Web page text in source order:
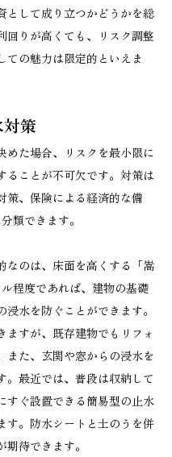
として成り立つかどうかを総
回りが高くても、リスク調整
ての魅力は限定的といえま
策
めた場合、リスクを最小限に
ることが不可欠です。対策は
策、保険による経済的な備
類できます。
なのは、床面を高くする「嵩
程度であれば、建物の基礎
水を防ぐことができます。
ますが、既存建物でもリフォ
また、玄関や窓からの浸水を
。最近では、普段は収納して
すぐ設置できる簡易型の止水
す。防水シートと土のうを併
待できます。